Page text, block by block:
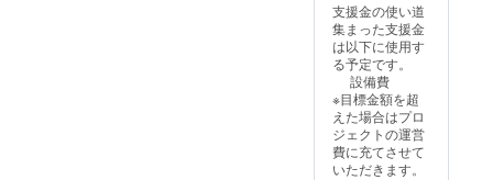
支援金の使い道
集まった支援金
は以下に使用す
る予定です。
設備費
※目標金額を超
えた場合はプロ
ジェクトの運営
費に充てさせて
いただきます。